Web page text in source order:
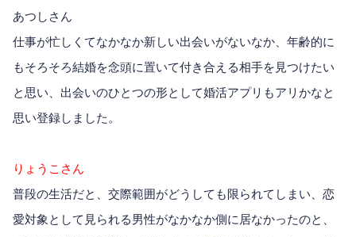
あつしさん
仕事が忙しくてなかなか新しい出会いがないなか、年齢的に
もそろそろ結婚を念頭に置いて付き合える相手を見つけたい
と思い、出会いのひとつの形として婚活アプリもアリかなと
思い登録しました。
りょうこさん
普段の生活だと、交際範囲がどうしても限られてしまい、恋
愛対象として見られる男性がなかなか側に居なかったのと、